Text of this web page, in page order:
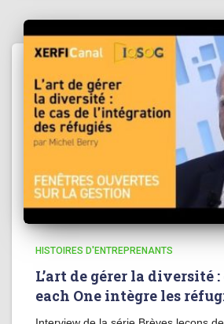
HISTOIRES D'ENTREPRENANTS
L’art de gérer la diversité
each One intègre les